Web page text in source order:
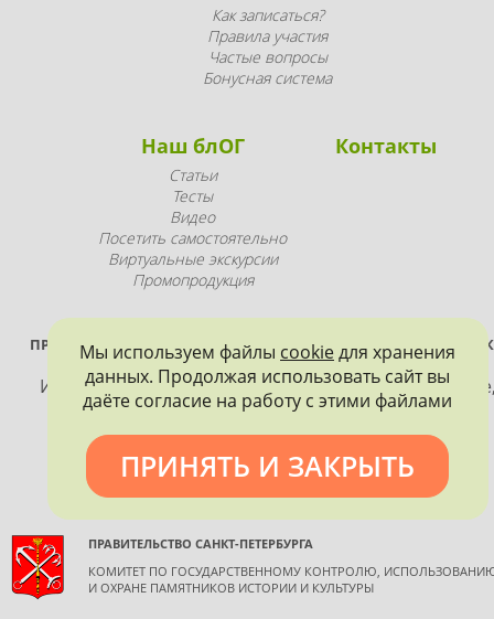
Как записаться?
Правила участия
Частые вопросы
Бонусная система
Наш блОГ
Статьи
Тесты
Видео
Посетить самостоятельно
Виртуальные экскурсии
Промопродукция
Контакты
ПРОЕКТ РЕАЛИЗУЕТСЯ ПРИ ПОДДЕРЖКЕ ПРАВИТЕЛЬСТВА
ПЕТЕРБУРГА
Использование материалов, размещенных на
допускается только с согласия правообладателя и
обязательной ссылкой на источник информации.
ПРАВИТЕЛЬСТВО САНКТ-ПЕТЕРБУРГА
КОМИТЕТ ПО ГОСУДАРСТВЕННОМУ КОНТРОЛЮ,
И ОХРАНЕ ПАМЯТНИКОВ ИСТОРИИ И КУЛЬТУРЫ
Мы используем файлы cookieдля хранения
данных. Продолжая использовать сайт вы
даёте согласие на работу с этими файлами
ПРИНЯТЬ И ЗАКРЫТЬ